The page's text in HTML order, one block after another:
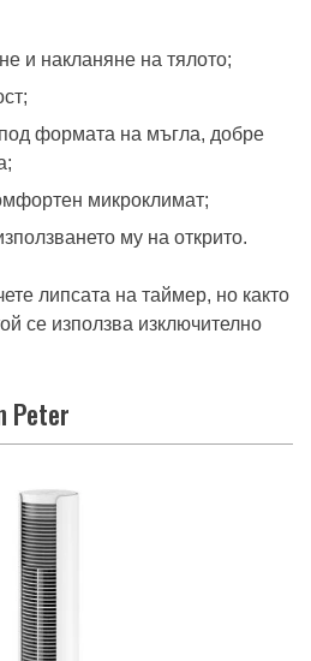
и накланяне на тялото;
формата на мъгла, добре
микроклимат;
му на открито.
липсата на таймер, но както
се използва изключително
Peter